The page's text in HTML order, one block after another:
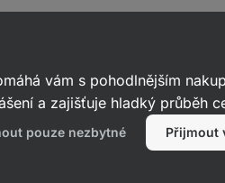
vám s pohodlnějším
a zajišťuje hladký průběh
pouze nezbytné Přijmout